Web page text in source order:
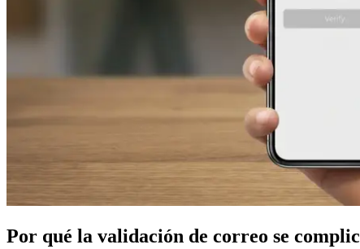
Por qué la validación de correo se